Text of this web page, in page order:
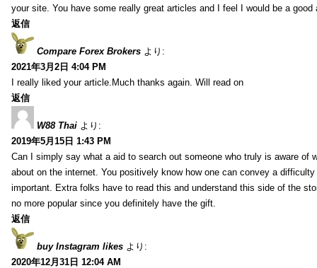
your site. You have some really great articles and I feel I would be a good
返信
Compare Forex Brokers より:
2021年3月2日 4:04 PM
I really liked your article.Much thanks again. Will read on
返信
W88 Thai より:
2019年5月15日 1:43 PM
Can I simply say what a aid to search out someone who truly is aware of
about on the internet. You positively know how one can convey a
important. Extra folks have to read this and understand this side of the
no more popular since you definitely have the gift.
返信
buy Instagram likes より:
2020年12月31日 12:04 AM